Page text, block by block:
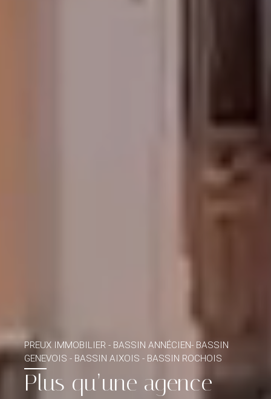
PREUX IMMOBILIER - BASSIN ANNÉCIEN- BASSIN
GENEVOIS - BASSIN AIXOIS - BASSIN ROCHOIS
Plus qu’une agence